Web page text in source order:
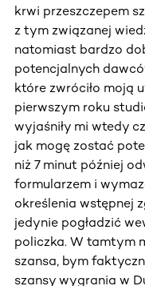
krwi przeszczepem
z tym związanej
natomiast bardzo
potencjalnych
które zwróciło moją
pierwszym roku
wyjaśniły mi wtedy
jak mogę zostać
niż 7 minut później
formularzem i
określenia wstępnej
jedynie pogładzić
policzka. W tamtym
szansa, bym
szansy wygrania w